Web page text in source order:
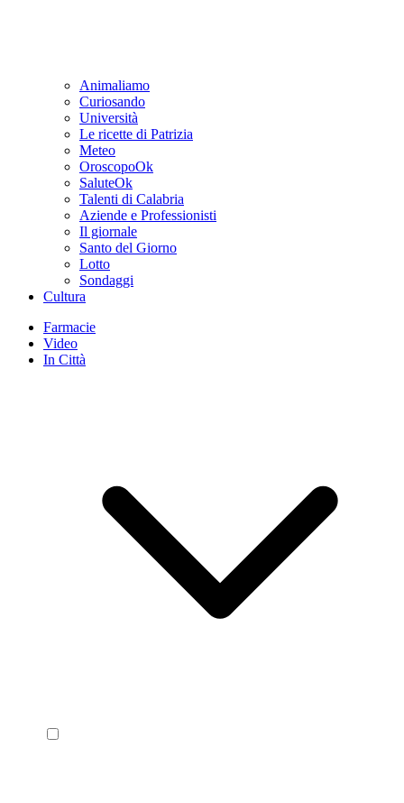
Animaliamo
Curiosando
Università
Le ricette di Patrizia
Meteo
OroscopoOk
SaluteOk
Talenti di Calabria
Aziende e Professionisti
Il giornale
Santo del Giorno
Lotto
Sondaggi
Cultura
Farmacie
Video
In Città